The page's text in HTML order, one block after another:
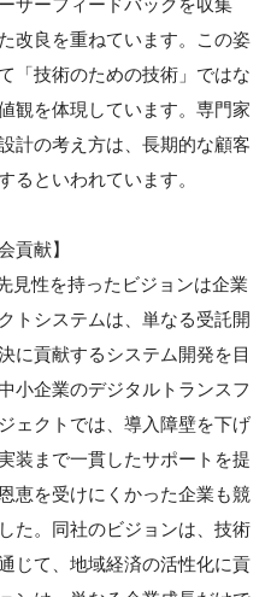
ザーフィードバックを収集
改良を重ねています。この姿
「技術のための技術」ではな
観を体現しています。専門家
計の考え方は、長期的な顧客
るといわれています。
貢献】
見性を持ったビジョンは企業
トシステムは、単なる受託開
に貢献するシステム開発を目
小企業のデジタルトランスフ
ェクトでは、導入障壁を下げ
装まで一貫したサポートを提
恵を受けにくかった企業も競
た。同社のビジョンは、技術
じて、地域経済の活性化に貢